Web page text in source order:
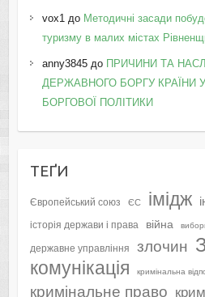
vox1до Методичні засади
туризму в малих містах
anny3845до ПРИЧИНИ ТА
ДЕРЖАВНОГО БОРГУ КРАЇНИ У
БОРГОВОЇ ПОЛІТИКИ
ТЕҐИ
Європейський союз ЄС імідж
історія держави і права війна
державне управління злочин
комунікація кримінальна
кримінальне право